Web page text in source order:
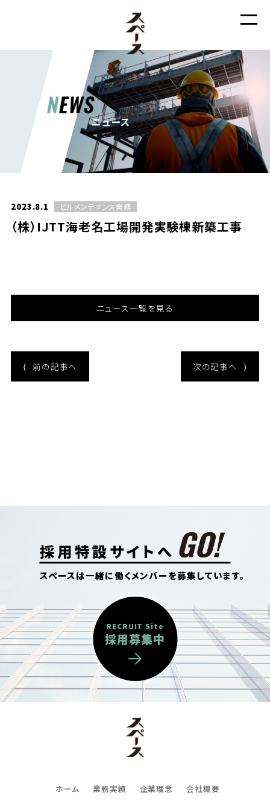
NEWS
ニュース
2023.8.1 ビルメンテナンス業務
（株）IJTT海老名工場開発実験棟新築工事
ニュース一覧を見る
⟨ 前の記事へ 次の記事へ ⟩
採用特設サイトへ
スペースは一緒に働くメンバーを募集しています。
RECRUIT Site
採用募集中
ホーム 業務実績 企業理念 会社概要